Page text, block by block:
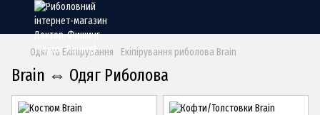
Одяг та Екіпірування Екіпірування риболова Brain
Brain ⇔ Одяг Риболова